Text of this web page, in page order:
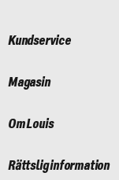
Kundservice
Magasin
Om Louis
Rättslig information